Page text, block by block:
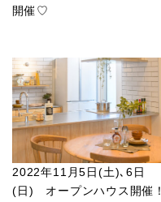
開催♡
2022年11月5日(土)､6日
(日) オープンハウス開催！